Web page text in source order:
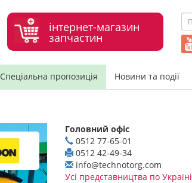
інтернет-магазин
запчастин
Спеціальна пропозиція Новини та події
Головний офіс
0512 77-65-01
0512 42-49-34
info@technotorg.com
Усі представництва по Україні